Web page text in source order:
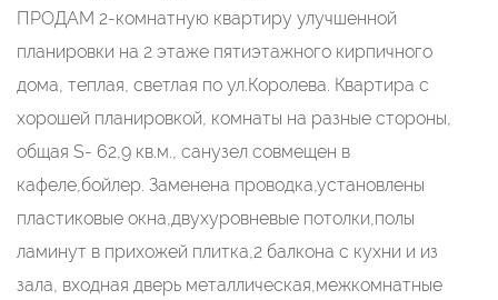
ПРОДАМ 2-комнатную квартиру улучшенной
планировки на 2 этаже пятиэтажного кирпичного
дома, теплая, светлая по ул.Королева. Квартира с
хорошей планировкой, комнаты на разные стороны,
общая S- 62,9 кв.м., санузел совмещен в
кафеле,бойлер. Заменена проводка,установлены
пластиковые окна,двухуровневые потолки,полы
ламинут в прихожей плитка,2 балкона с кухни и из
зала, входная дверь металлическая,межкомнатные